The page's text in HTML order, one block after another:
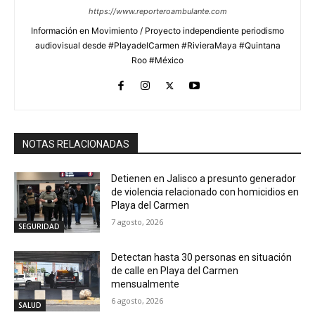
https://www.reporteroambulante.com
Información en Movimiento / Proyecto independiente periodismo
audiovisual desde #PlayadelCarmen #RivieraMaya #Quintana
Roo #México
NOTAS RELACIONADAS
SEGURIDAD
Detienen en Jalisco a presunto generador
de violencia relacionado con homicidios en
Playa del Carmen
7 agosto, 2026
SALUD
Detectan hasta 30 personas en situación
de calle en Playa del Carmen
mensualmente
6 agosto, 2026